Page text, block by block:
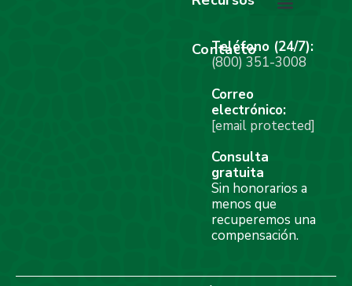
Contacto
Teléfono (24/7):
(800) 351-3008
Correo
electrónico:
[email protected]
Consulta
gratuita
Sin honorarios a
menos que
recuperemos una
compensación.